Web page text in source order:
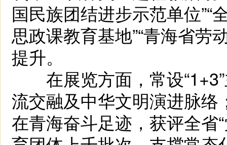
国民族团结进步示范单位”“
思政课教育基地”“青海省劳
提升。
在展览方面，常设“1+3”
流交融及中华文明演进脉络
在青海奋斗足迹，获评全省